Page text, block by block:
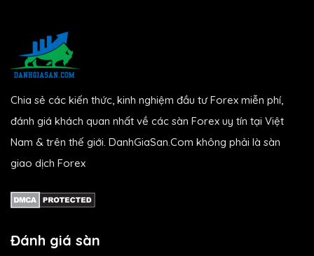
Chia sẻ các kiến thức, kinh nghiệm đầu tư Forex miễn phí,
đánh giá khách quan nhất về các sàn Forex uy tín tại Việt
Nam & trên thế giới. DanhGiaSan.Com không phải là sàn
giao dịch Forex
Đánh giá sàn